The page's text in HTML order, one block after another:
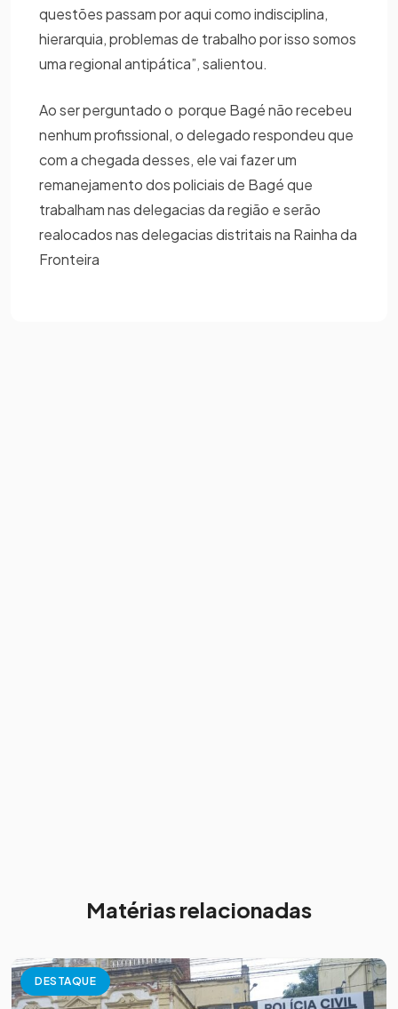
questões passam por aqui como indisciplina,
hierarquia, problemas de trabalho por isso somos
uma regional antipática”, salientou.
Ao ser perguntado o porque Bagé não recebeu
nenhum profissional, o delegado respondeu que
com a chegada desses, ele vai fazer um
remanejamento dos policiais de Bagé que
trabalham nas delegacias da região e serão
realocados nas delegacias distritais na Rainha da
Fronteira
Matérias relacionadas
DESTAQUE